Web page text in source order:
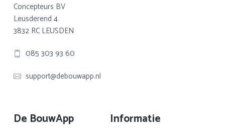
Concepteurs BV
Leusderend 4
3832 RC LEUSDEN
085 303 93 60
support@debouwapp.nl
De BouwApp Informatie